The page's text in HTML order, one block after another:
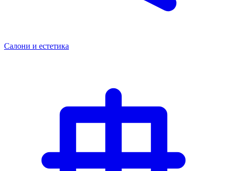
Салони и естетика